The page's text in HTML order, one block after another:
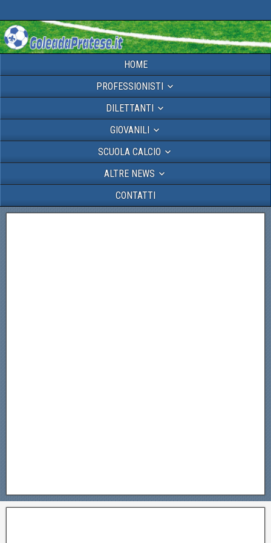
HOME
PROFESSIONISTI
DILETTANTI
GIOVANILI
SCUOLA CALCIO
ALTRE NEWS
CONTATTI